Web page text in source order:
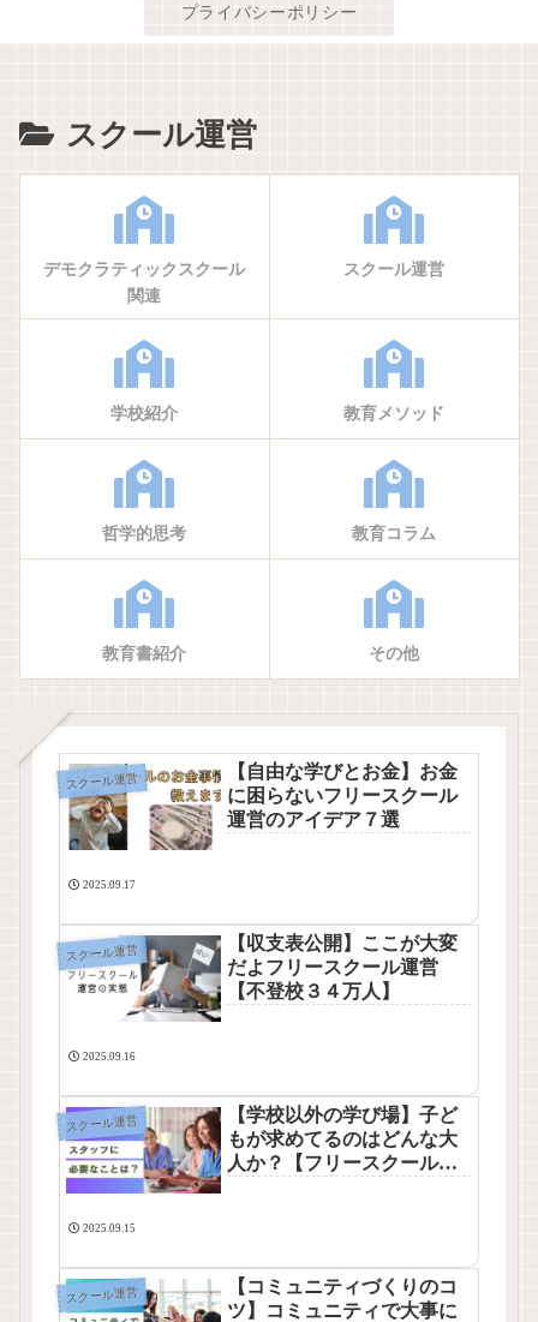
プライバシーポリシー
スクール運営
デモクラティックスクール
関連
スクール運営
学校紹介 教育メソッド
哲学的思考 教育コラム
教育書紹介 その他
スクール運営
【自由な学びとお金】お金
に困らないフリースクール
運営のアイデア７選
2025.09.17
スクール運営
【収支表公開】ここが大変
だよフリースクール運営
【不登校３４万人】
2025.09.16
スクール運営
【学校以外の学び場】子ど
もが求めてるのはどんな大
人か？【フリースクールス
2025.09.15
スクール運営
【コミュニティづくりのコ
ツ】コミュニティで大事に